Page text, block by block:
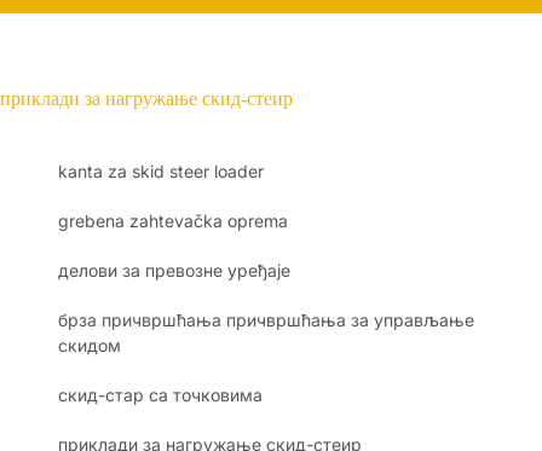
приклади за нагружање скид-стеир
kanta za skid steer loader
grebena zahtevačka oprema
делови за превозне уређаје
брза причвршћања причвршћања за управљање
скидом
скид-стар са точковима
приклади за нагружање скид-стеир